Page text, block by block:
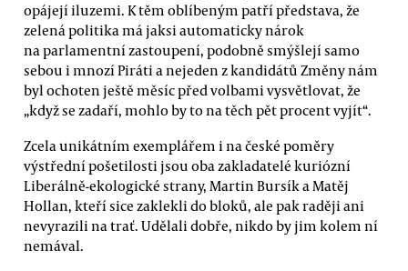
opájejí iluzemi. K těm oblíbeným patří představa, že
zelená politika má jaksi automaticky nárok
na parlamentní zastoupení, podobně smýšlejí samo
sebou i mnozí Piráti a nejeden z kandidátů Změny nám
byl ochoten ještě měsíc před volbami vysvětlovat, že
„když se zadaří, mohlo by to na těch pět procent vyjít“.
Zcela unikátním exemplářem i na české poměry
výstřední pošetilosti jsou oba zakladatelé kuriózní
Liberálně-ekologické strany, Martin Bursík a Matěj
Hollan, kteří sice zaklekli do bloků, ale pak raději ani
nevyrazili na trať. Udělali dobře, nikdo by jim kolem ní
nemával.